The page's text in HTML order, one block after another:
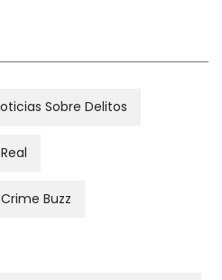
Sobre Delitos
Buzz